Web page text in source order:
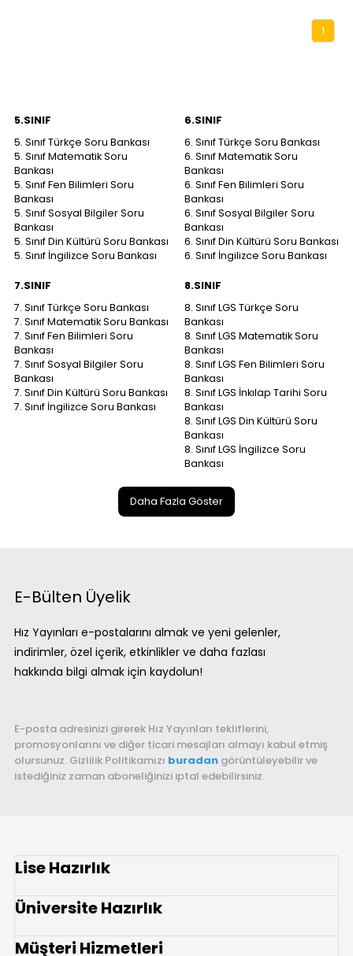
1
5.SINIF
5. Sınıf Türkçe Soru Bankası
5. Sınıf Matematik Soru
Bankası
5. Sınıf Fen Bilimleri Soru
Bankası
5. Sınıf Sosyal Bilgiler Soru
Bankası
5. Sınıf Din Kültürü Soru Bankası
5. Sınıf İngilizce Soru Bankası
6.SINIF
6. Sınıf Türkçe Soru Bankası
6. Sınıf Matematik Soru
Bankası
6. Sınıf Fen Bilimleri Soru
Bankası
6. Sınıf Sosyal Bilgiler Soru
Bankası
6. Sınıf Din Kültürü Soru Bankası
6. Sınıf İngilizce Soru Bankası
7.SINIF
7. Sınıf Türkçe Soru Bankası
7. Sınıf Matematik Soru Bankası
7. Sınıf Fen Bilimleri Soru
Bankası
7. Sınıf Sosyal Bilgiler Soru
Bankası
7. Sınıf Din Kültürü Soru Bankası
7. Sınıf İngilizce Soru Bankası
8.SINIF
8. Sınıf LGS Türkçe Soru
Bankası
8. Sınıf LGS Matematik Soru
Bankası
8. Sınıf LGS Fen Bilimleri Soru
Bankası
8. Sınıf LGS İnkılap Tarihi Soru
Bankası
8. Sınıf LGS Din Kültürü Soru
Bankası
8. Sınıf LGS İngilizce Soru
Bankası
Daha Fazla Göster
E-Bülten Üyelik
Hız Yayınları e-postalarını almak ve yeni gelenler,
indirimler, özel içerik, etkinlikler ve daha fazlası
hakkında bilgi almak için kaydolun!
E-posta adresinizi girerek Hız Yayınları tekliflerini,
promosyonlarını ve diğer ticari mesajları almayı kabul etmiş
olursunuz. Gizlilik Politikamızı buradan görüntüleyebilir ve
istediğiniz zaman aboneliğinizi iptal edebilirsiniz.
Lise Hazırlık
Üniversite Hazırlık
Müşteri Hizmetleri